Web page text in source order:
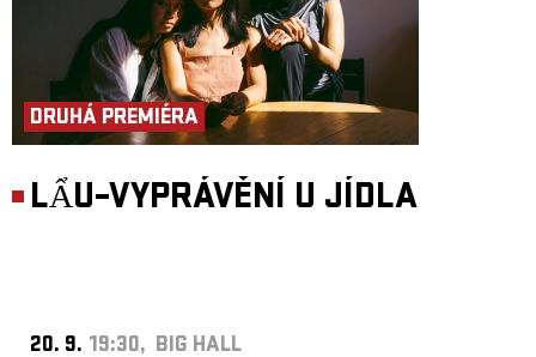
DRUHÁ PREMIÉRA
LẨU–VYPRÁVĚNÍ U JÍDLA
20. 9. 19:30, BIG HALL